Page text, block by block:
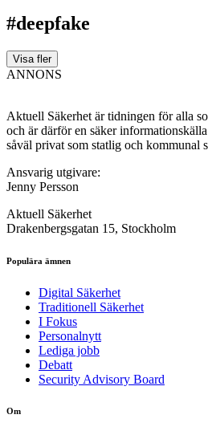
#deepfake
Visa fler
ANNONS
Aktuell Säkerhet är tidningen för alla
och är därför en säker
såväl privat som statlig och kommunal
Ansvarig utgivare:
Jenny Persson
Aktuell Säkerhet
Drakenbergsgatan 15, Stockholm
Populära ämnen
Digital Säkerhet
Traditionell Säkerhet
I Fokus
Personalnytt
Lediga jobb
Debatt
Security Advisory Board
Om